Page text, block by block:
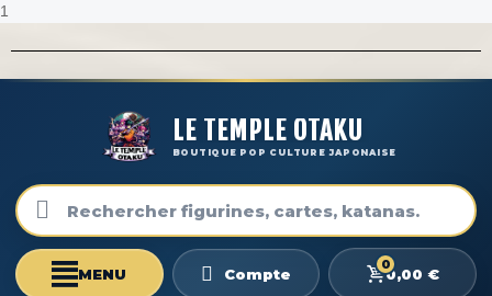
1
LE TEMPLE OTAKU
BOUTIQUE POP CULTURE JAPONAISE
Compte
0
0,00 €